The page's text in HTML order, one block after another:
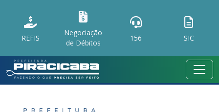
REFIS
Negociação
de Débitos
156 SIC